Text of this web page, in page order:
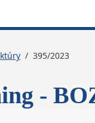
395/2023
-